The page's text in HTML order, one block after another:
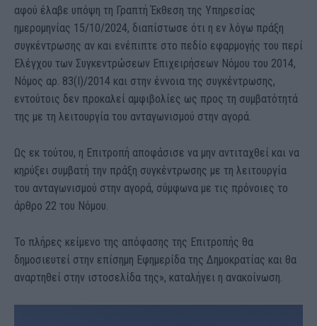
αφού έλαβε υπόψη τη Γραπτή Έκθεση της Υπηρεσίας
ημερομηνίας 15/10/2024, διαπίστωσε ότι η εν λόγω πράξη
συγκέντρωσης αν και ενέπιπτε στο πεδίο εφαρμογής του περί
Ελέγχου των Συγκεντρώσεων Επιχειρήσεων Νόμου του 2014,
Νόμος αρ. 83(Ι)/2014 και στην έννοια της συγκέντρωσης,
εντούτοις δεν προκαλεί αμφιβολίες ως προς τη συμβατότητά
της με τη λειτουργία του ανταγωνισμού στην αγορά.
Ως εκ τούτου, η Επιτροπή αποφάσισε να μην αντιταχθεί και να
κηρύξει συμβατή την πράξη συγκέντρωσης με τη λειτουργία
του ανταγωνισμού στην αγορά, σύμφωνα με τις πρόνοιες το
άρθρο 22 του Νόμου.
Το πλήρες κείμενο της απόφασης της Επιτροπής θα
δημοσιευτεί στην επίσημη Εφημερίδα της Δημοκρατίας και θα
αναρτηθεί στην ιστοσελίδα της», καταλήγει η ανακοίνωση.